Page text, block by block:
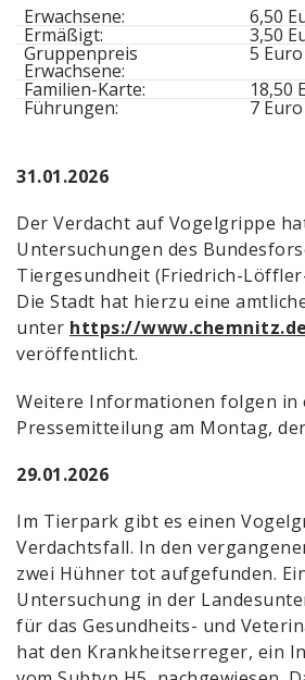
Erwachsene:
6,50
Ermäßigt: 3,50
Gruppenpreis
Erwachsene:
5
Familien-Karte:
18,50
Führungen: 7
31.01.2026
Der Verdacht auf Vogelgrippe
Untersuchungen des
Tiergesundheit (Friedrich-
Die Stadt hat hierzu eine
unter https://
veröffentlicht.
Weitere Informationen folgen in
Pressemitteilung am Montag,
29.01.2026
Im Tierpark gibt es einen
Verdachtsfall. In den
zwei Hühner tot aufgefunden.
Untersuchung in der
für das Gesundheits- und
hat den Krankheitserreger, ein